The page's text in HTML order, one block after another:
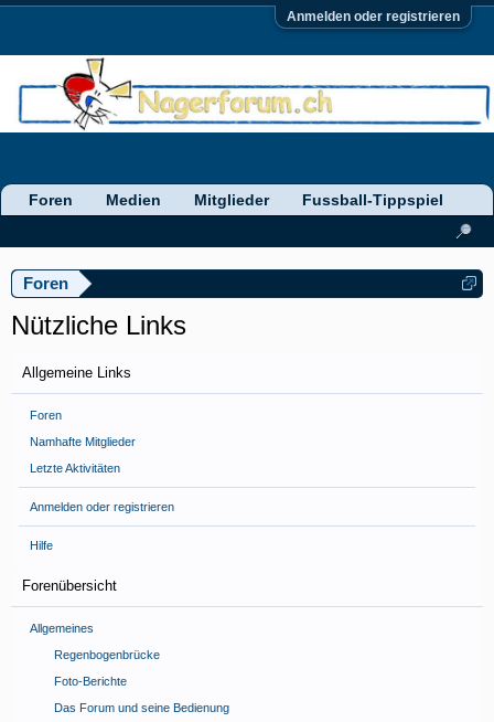
Anmelden oder registrieren
Foren
Nützliche Links
Allgemeine Links
Foren
Namhafte Mitglieder
Letzte Aktivitäten
Anmelden oder registrieren
Hilfe
Forenübersicht
Allgemeines
Regenbogenbrücke
Foto-Berichte
Das Forum und seine Bedienung
Foren Medien Mitglieder Fussball-Tippspiel